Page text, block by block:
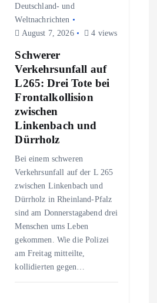
Deutschland- und
Weltnachrichten
August 7, 2026
4 views
Schwerer
Verkehrsunfall auf
L265: Drei Tote bei
Frontalkollision
zwischen
Linkenbach und
Dürrholz
Bei einem schweren
Verkehrsunfall auf der L 265
zwischen Linkenbach und
Dürrholz in Rheinland-Pfalz
sind am Donnerstagabend drei
Menschen ums Leben
gekommen. Wie die Polizei
am Freitag mitteilte,
kollidierten gegen…